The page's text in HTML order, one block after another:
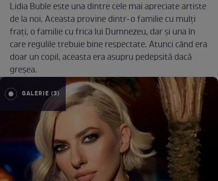
Lidia Buble este una dintre cele mai apreciate artiste
de la noi. Aceasta provine dintr-o familie cu mulți
frați, o familie cu frica lui Dumnezeu, dar și una în
care regulile trebuie bine respectate. Atunci când era
doar un copil, aceasta era asupru pedepsită dacă
greșea.
GALERIE (3)